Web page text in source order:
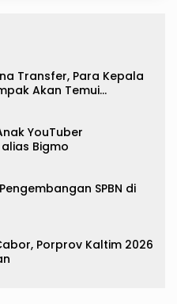
Transfer, Para Kepala
Akan Temui
YouTuber
Bigmo
SPBN di
Porprov Kaltim 2026